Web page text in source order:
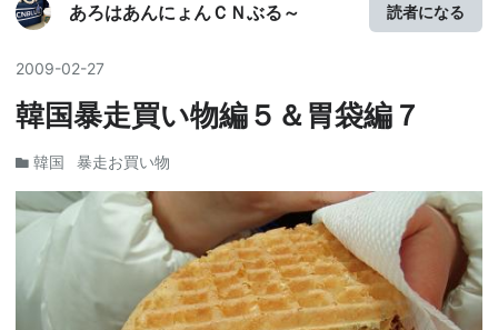
あろはあんにょんＣＮぶる～ 読者になる
2009-02-27
韓国暴走買い物編５＆胃袋編７
韓国 暴走お買い物